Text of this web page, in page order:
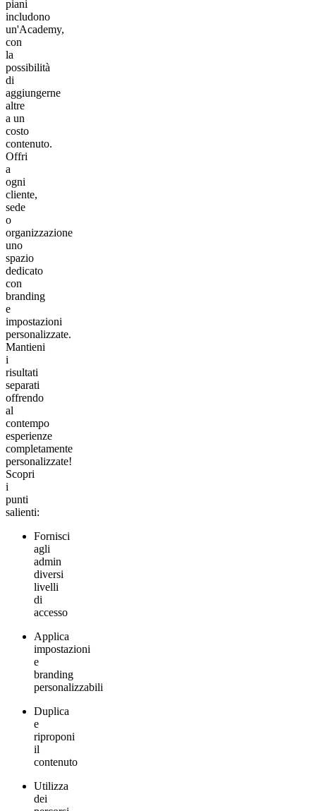
piani
includono
un'Academy,
con
la
possibilità
di
aggiungerne
altre
a un
costo
contenuto.
Offri
a
ogni
cliente,
sede
o
organizzazione
uno
spazio
dedicato
con
branding
e
impostazioni
personalizzate.
Mantieni
i
risultati
separati
offrendo
al
contempo
esperienze
completamente
personalizzate!
Scopri
i
punti
salienti:
Fornisci
agli
admin
diversi
livelli
di
accesso
Applica
impostazioni
e
branding
personalizzabili
Duplica
e
riproponi
il
contenuto
Utilizza
dei